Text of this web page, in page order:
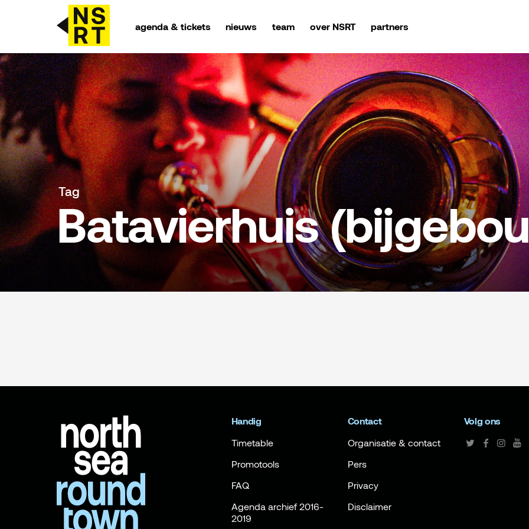
agenda & tickets nieuws team over NSRT partners
agenda & tickets
nieuws
team
over NSRT
partners
Tag
Batavierhuis
Handig
Timetable
Promotools
FAQ
Agenda archief 2016-
2019
Contact
Organisatie & contact
Pers
Privacy
Disclaimer
Volg ons